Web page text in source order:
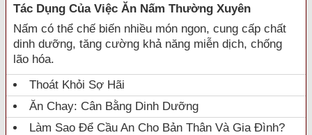
Tác Dụng Của Việc Ăn Nấm Thường Xuyên
Nấm có thể chế biến nhiều món ngon, cung cấp chất
dinh dưỡng, tăng cường khả năng miễn dịch, chống
lão hóa.
Thoát Khỏi Sợ Hãi
Ăn Chay: Cân Bằng Dinh Dưỡng
Làm Sao Để Cầu An Cho Bản Thân Và Gia Đình?